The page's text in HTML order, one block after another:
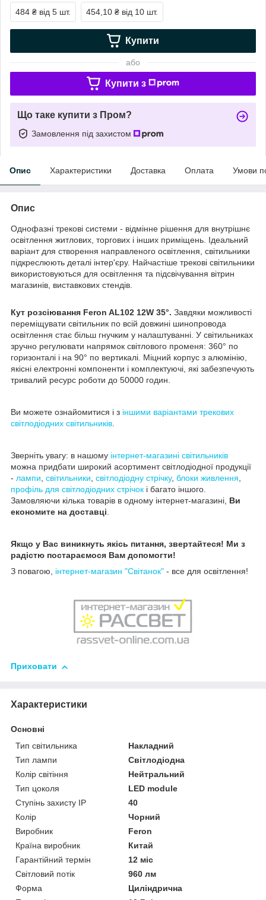
484 ₴ від 5 шт. 454,10 ₴ від 10 шт.
Купити
або
Купити з
Що таке купити з Пром?
Замовлення під захистом
Опис Характеристики Доставка Оплата Умови
Опис
Однофазні трекові системи - відмінне рішення для внутрішнє
освітлення житлових, торгових і інших приміщень. Ідеальний
варіант для створення направленого освітлення, світильники
підкреслюють деталі інтер'єру. Найчастіше трекові світильники
використовуються для освітлення та підсвічування вітрин
магазинів, виставкових стендів.
Кут розсіювання Feron AL102 12W 35°. Завдяки можливості
переміщувати світильник по всій довжині шинопровода
освітлення стає більш гнучким у налаштуванні. У світильниках
зручно регулювати напрямок світлового променя: 360° по
горизонталі і на 90° по вертикалі. Міцний корпус з алюмінію,
якісні електронні компоненти і комплектуючі, які забезпечують
тривалий ресурс роботи до 50000 годин.
Ви можете ознайомитися і з іншими варіантами трекових
світлодіодних світильників
Зверніть увагу: в нашому інтернет-магазині світильників
можна придбати широкий асортимент світлодіодної продукції
- лампи світильники світлодіодну стрічку, блоки живлення
профіль для світлодіодних стрічок і багато іншого.
Замовляючи кілька товарів в одному інтернет-магазині, Ви
економите на доставці
Якщо у Вас виникнуть якісь питання, звертайтеся! Ми з
радістю постараємося Вам допомогти!
З повагою, інтернет-магазин "Світанок" - все для освітлення!
Приховати
Характеристики
Основні
Тип світильника
Накладний
Тип лампи
Світлодіодна
Колір світіння
Нейтральний
Тип цоколя
LED module
Ступінь захисту IP
40
Колір
Чорний
Виробник
Feron
Країна виробник
Китай
Гарантійний термін
12 міс
Світловий потік
960 лм
Форма
Циліндрична